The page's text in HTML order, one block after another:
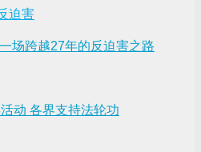
迫害
场跨越27年的反迫害之路
动 各界支持法轮功